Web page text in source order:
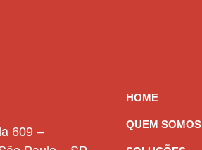
609 –
HOME
QUEM SOMOS